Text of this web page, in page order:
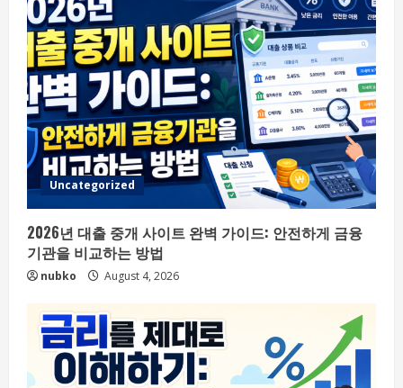
Uncategorized
2026년 대출 중개 사이트 완벽 가이드: 안전하게 금융
기관을 비교하는 방법
nubko August 4, 2026